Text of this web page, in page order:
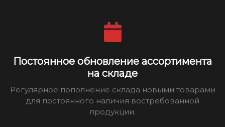
Постоянное обновление ассортимента
на складе
Регулярное пополнение склада новыми товарами
для постоянного наличия востребованной
продукции.